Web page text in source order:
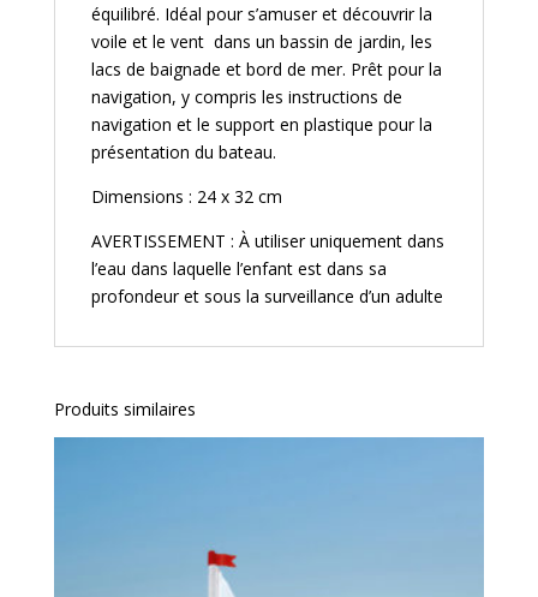
équilibré. Idéal pour s’amuser et découvrir la
voile et le vent dans un bassin de jardin, les
lacs de baignade et bord de mer. Prêt pour la
navigation, y compris les instructions de
navigation et le support en plastique pour la
présentation du bateau.
Dimensions : 24 x 32 cm
AVERTISSEMENT : À utiliser uniquement dans
l’eau dans laquelle l’enfant est dans sa
profondeur et sous la surveillance d’un adulte
Produits similaires